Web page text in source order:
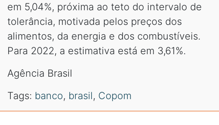
em 5,04%, próxima ao teto do intervalo de
tolerância, motivada pelos preços dos
alimentos, da energia e dos combustíveis.
Para 2022, a estimativa está em 3,61%.
Agência Brasil
Tags: banco, brasil, Copom